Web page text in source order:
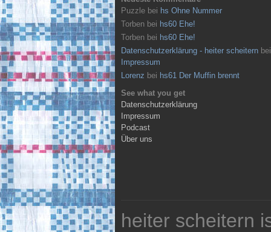
Puzzle bei hs Ohne Nummer
Torben bei hs60 Ehe!
Torben bei hs60 Ehe!
Datenschutzerklärung - heiter scheitern bei
Impressum
Lorenz bei hs61 Der Muffin brennt
See what you get
Datenschutzerklärung
Impressum
Podcast
Über uns
heiter scheitern